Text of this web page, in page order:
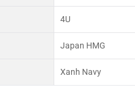
4U
Japan HMG
Xanh Navy